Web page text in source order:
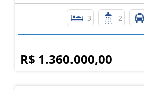
3 2
R$ 1.360.000,00